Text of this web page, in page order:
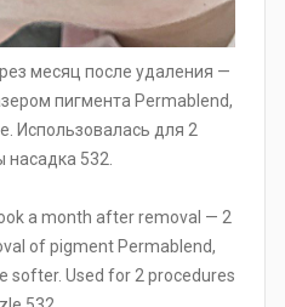
месяц после удаления —
пигмента Permablend,
Использовалась для 2
532.
a month after removal — 2
of pigment Permablend,
softer. Used for 2 procedures